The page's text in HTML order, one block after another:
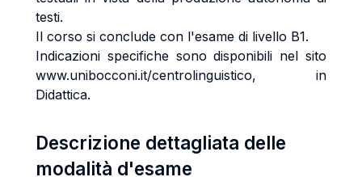
testi.
Il corso si conclude con l'esame di livello B1.
Indicazioni specifiche sono disponibili nel sito
www.unibocconi.it/centrolinguistico, in
Didattica.
Descrizione dettagliata delle
modalità d'esame